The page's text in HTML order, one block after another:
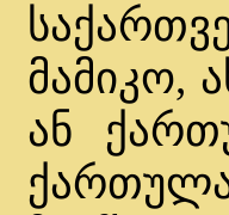
მამიკო,
ან